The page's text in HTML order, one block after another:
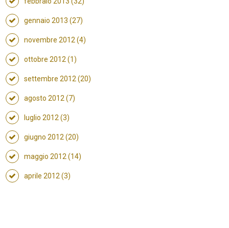
gennaio 2013 (27)
novembre 2012 (4)
ottobre 2012 (1)
settembre 2012 (20)
agosto 2012 (7)
luglio 2012 (3)
giugno 2012 (20)
maggio 2012 (14)
aprile 2012 (3)